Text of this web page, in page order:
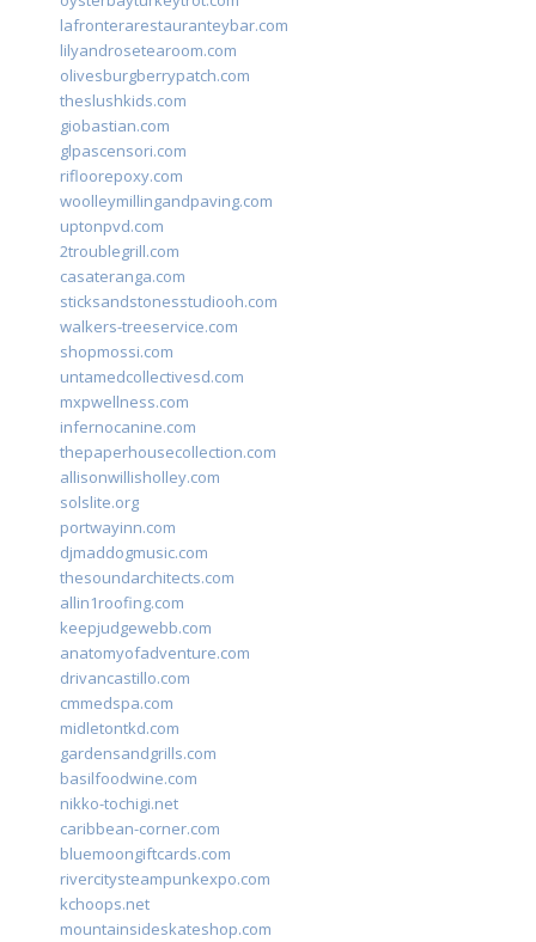
lafronterarestauranteybar.com
lilyandrosetearoom.com
olivesburgberrypatch.com
theslushkids.com
giobastian.com
glpascensori.com
rifloorepoxy.com
woolleymillingandpaving.com
uptonpvd.com
2troublegrill.com
casateranga.com
sticksandstonesstudiooh.com
walkers-treeservice.com
shopmossi.com
untamedcollectivesd.com
mxpwellness.com
infernocanine.com
thepaperhousecollection.com
allisonwillisholley.com
solslite.org
portwayinn.com
djmaddogmusic.com
thesoundarchitects.com
allin1roofing.com
keepjudgewebb.com
anatomyofadventure.com
drivancastillo.com
cmmedspa.com
midletontkd.com
gardensandgrills.com
basilfoodwine.com
nikko-tochigi.net
caribbean-corner.com
bluemoongiftcards.com
rivercitysteampunkexpo.com
kchoops.net
mountainsideskateshop.com